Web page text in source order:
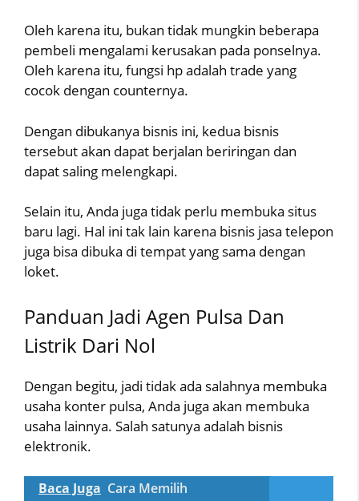
Oleh karena itu, bukan tidak mungkin beberapa
pembeli mengalami kerusakan pada ponselnya.
Oleh karena itu, fungsi hp adalah trade yang
cocok dengan counternya.
Dengan dibukanya bisnis ini, kedua bisnis
tersebut akan dapat berjalan beriringan dan
dapat saling melengkapi.
Selain itu, Anda juga tidak perlu membuka situs
baru lagi. Hal ini tak lain karena bisnis jasa telepon
juga bisa dibuka di tempat yang sama dengan
loket.
Panduan Jadi Agen Pulsa Dan
Listrik Dari Nol
Dengan begitu, jadi tidak ada salahnya membuka
usaha konter pulsa, Anda juga akan membuka
usaha lainnya. Salah satunya adalah bisnis
elektronik.
Baca Juga Cara Memilih